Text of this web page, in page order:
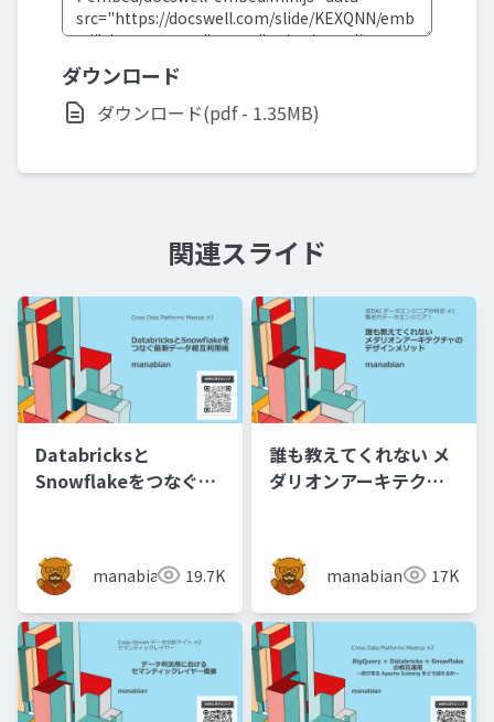
ダウンロード
ダウンロード(pdf - 1.35MB)
関連スライド
Databricksと
Snowflakeをつなぐ最
manabian 19.7K
誰も教えてくれない メ
ダリオンアーキテクチ
manabian 17K